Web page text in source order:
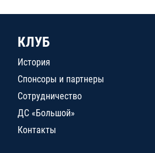
КЛУБ
История
Спонсоры и партнеры
Сотрудничество
ДС «Большой»
Контакты